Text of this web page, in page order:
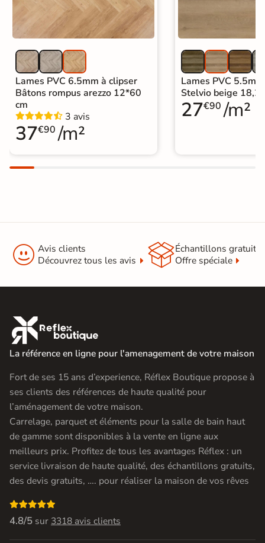
des produits de nettoyage standard.
Origine Belgique
Sous-couche
intégrée
Format Simplifié
Parquet
Lames PVC 6.5mm à clipser
Bâtons rompus arezzo 12*60
cm
3 avis
37€90 /m²
Lames PVC
Stelvio beige
27€90 /m²
 Avis clients
Découvrez tous les avis
Échantillons gratuit
Offre spéciale

La référence en ligne pour l'amenagement de votre maison
Fort de ses 15 ans d’experience, Réflex Boutique propose à
ses clients des références de haute qualité pour
l’aménagement de votre maison.
Carrelage, parquet et éléments pour la salle de bain haut
de gamme sont disponibles à la vente en ligne aux
meilleurs prix. Profitez de tous les avantages Réflex : un
service livraison de haute qualité, des échantillons gratuits,
des devis gratuits, …. pour réaliser la maison de vos rêves

4.8/5 sur 3318 avis clients